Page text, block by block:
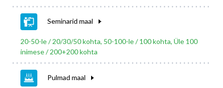
Seminarid maal
20-50-le / 20/30/50 kohta, 50-100-le / 100 kohta, Üle 100
inimese / 200+200 kohta
Pulmad maal